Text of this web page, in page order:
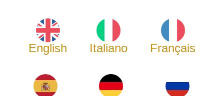
English Italiano Français